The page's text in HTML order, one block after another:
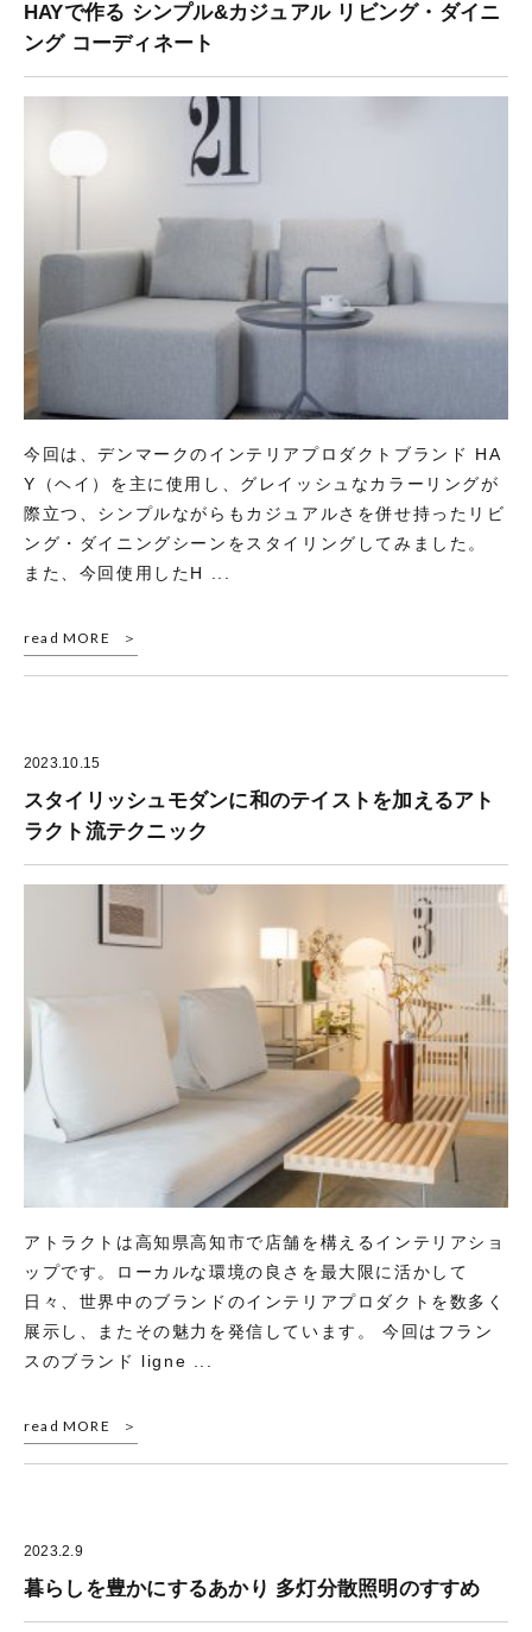
HAYで作る シンプル&カジュアル リビング・ダイニ
ング コーディネート
今回は、デンマークのインテリアプロダクトブランド HA
Y（ヘイ）を主に使用し、グレイッシュなカラーリングが
際立つ、シンプルながらもカジュアルさを併せ持ったリビ
ング・ダイニングシーンをスタイリングしてみました。
また、今回使用したH ...
read MORE
2023.10.15
スタイリッシュモダンに和のテイストを加えるアト
ラクト流テクニック
アトラクトは高知県高知市で店舗を構えるインテリアショ
ップです。ローカルな環境の良さを最大限に活かして
日々、世界中のブランドのインテリアプロダクトを数多く
展示し、またその魅力を発信しています。 今回はフラン
スのブランド ligne ...
read MORE
2023.2.9
暮らしを豊かにするあかり 多灯分散照明のすすめ